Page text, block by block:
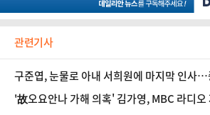
관련기사
구준엽, 눈물로 아내 서희원에 마지막 인사
물결
'故오요안나 가해 의혹' 김가영, MBC 라디오